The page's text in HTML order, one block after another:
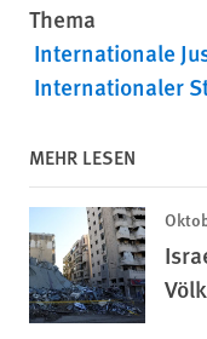
Thema
Internationale
Internationaler
MEHR LESEN